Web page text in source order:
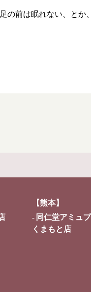
の前は眠れない、とか
【熊本】
同仁堂アミュ
くまもと店